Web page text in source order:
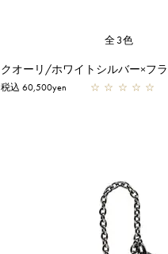
全3色
税込 60,500yen ☆ ☆ ☆ ☆ ☆